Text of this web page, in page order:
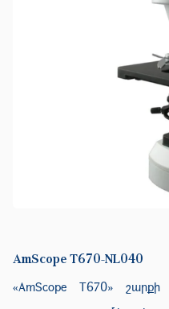
AmScope T670-NL040
«AmScope T670»